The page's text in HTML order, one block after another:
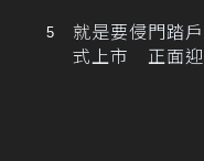
就是要侵門踏
式上市 正面迎